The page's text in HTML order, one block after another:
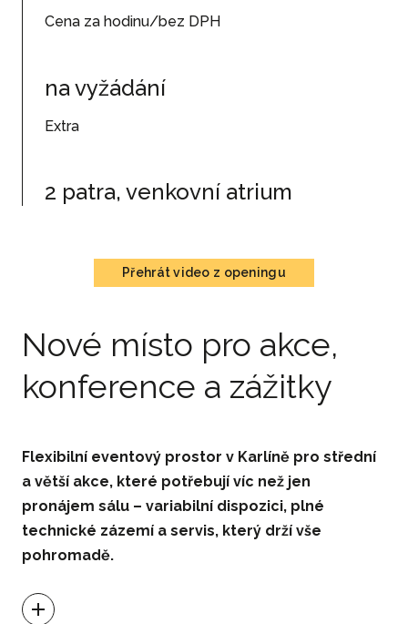
Cena za hodinu/bez DPH
na vyžádání
Extra
2 patra, venkovní atrium
Přehrát video z openingu
Nové místo pro akce,
konference a zážitky
Flexibilní eventový prostor v Karlíně pro střední
a větší akce, které potřebují víc než jen
pronájem sálu – variabilní dispozici, plné
technické zázemí a servis, který drží vše
pohromadě.